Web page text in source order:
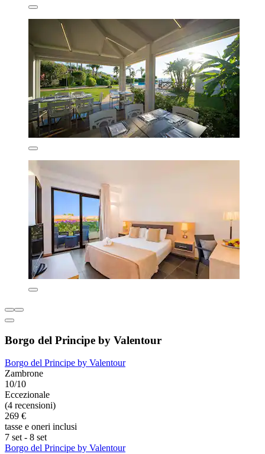
Borgo del Principe by Valentour
Borgo del Principe by Valentour
Zambrone
10/10
Eccezionale
(4 recensioni)
269 €
tasse e oneri inclusi
7 set - 8 set
Borgo del Principe by Valentour